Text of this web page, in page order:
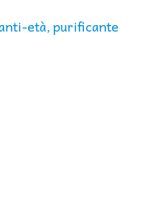
età, purificante